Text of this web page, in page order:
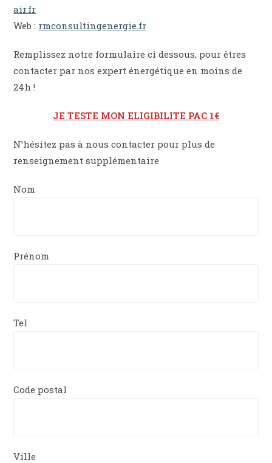
air.fr
Web : rmconsultingenergie.fr
Remplissez notre formulaire ci dessous, pour êtres
contacter par nos expert énergétique en moins de
24h !
JE TESTE MON ELIGIBILITE PAC 1€
N’hésitez pas à nous contacter pour plus de
renseignement supplémentaire
Nom
Prénom
Tel
Code postal
Ville